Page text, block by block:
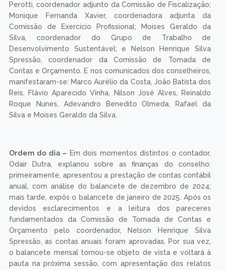
Perotti, coordenador adjunto da Comissão de Fiscalização;
Monique Fernanda Xavier, coordenadora adjunta da
Comissão de Exercício Profissional; Moises Geraldo da
Silva, coordenador do Grupo de Trabalho de
Desenvolvimento Sustentável; e Nelson Henrique Silva
Spressão, coordenador da Comissão de Tomada de
Contas e Orçamento. E nos comunicados dos conselheiros,
manifestaram-se: Marco Aurélio da Costa, João Batista dos
Reis, Flávio Aparecido Vinha, Nilson José Alves, Reinaldo
Roque Nunes, Adevandro Benedito Olmeda, Rafael da
Silva e Moises Geraldo da Silva.
Ordem do dia – Em dois momentos distintos o contador,
Odair Dutra, explanou sobre as finanças do conselho:
primeiramente, apresentou a prestação de contas contábil
anual, com análise do balancete de dezembro de 2024;
mais tarde, expôs o balancete de janeiro de 2025. Após os
devidos esclarecimentos e a leitura dos pareceres
fundamentados da Comissão de Tomada de Contas e
Orçamento pelo coordenador, Nelson Henrique Silva
Spressão, as contas anuais foram aprovadas. Por sua vez,
o balancete mensal tornou-se objeto de vista e voltará à
pauta na próxima sessão, com apresentação dos relatos